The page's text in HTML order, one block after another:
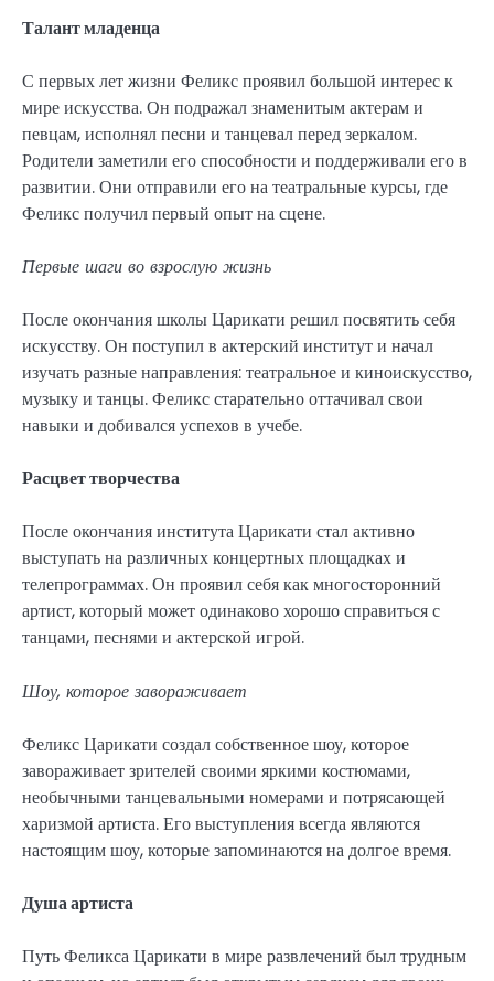
Талант младенца
С первых лет жизни Феликс проявил большой интерес к
мире искусства. Он подражал знаменитым актерам и
певцам, исполнял песни и танцевал перед зеркалом.
Родители заметили его способности и поддерживали его в
развитии. Они отправили его на театральные курсы, где
Феликс получил первый опыт на сцене.
Первые шаги во взрослую жизнь
После окончания школы Царикати решил посвятить себя
искусству. Он поступил в актерский институт и начал
изучать разные направления: театральное и киноискусство,
музыку и танцы. Феликс старательно оттачивал свои
навыки и добивался успехов в учебе.
Расцвет творчества
После окончания института Царикати стал активно
выступать на различных концертных площадках и
телепрограммах. Он проявил себя как многосторонний
артист, который может одинаково хорошо справиться с
танцами, песнями и актерской игрой.
Шоу, которое завораживает
Феликс Царикати создал собственное шоу, которое
завораживает зрителей своими яркими костюмами,
необычными танцевальными номерами и потрясающей
харизмой артиста. Его выступления всегда являются
настоящим шоу, которые запоминаются на долгое время.
Душа артиста
Путь Феликса Царикати в мире развлечений был трудным